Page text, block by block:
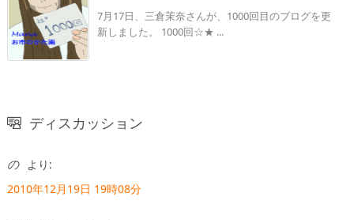
7月17日、三倉茉奈さんが、1000回目のブログを更
新しました。 1000回☆★ ...
ディスカッション
の より:
2010年12月19日 19時08分